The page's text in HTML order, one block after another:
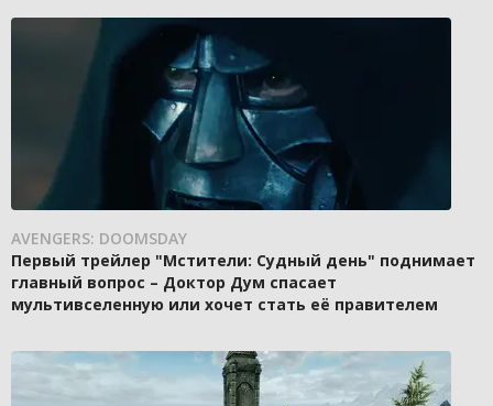
AVENGERS: DOOMSDAY
Первый трейлер "Мстители: Судный день" поднимает
главный вопрос – Доктор Дум спасает
мультивселенную или хочет стать её правителем